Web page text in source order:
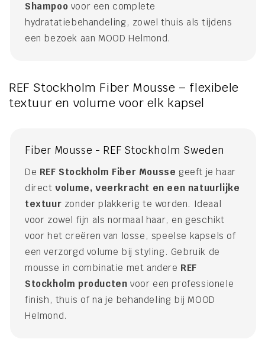
Shampoo voor een complete
hydratatiebehandeling, zowel thuis als tijdens
een bezoek aan MOOD Helmond.
REF Stockholm Fiber Mousse – flexibele
textuur en volume voor elk kapsel
Fiber Mousse - REF Stockholm Sweden
De REF Stockholm Fiber Mousse geeft je haar
directvolume, veerkracht en een natuurlijke
textuur zonder plakkerig te worden. Ideaal
voor zowel fijn als normaal haar, en geschikt
voor het creëren van losse, speelse kapsels of
een verzorgd volume bij styling. Gebruik de
mousse in combinatie met andere REF
Stockholm producten voor een professionele
finish, thuis of na je behandeling bij MOOD
Helmond.